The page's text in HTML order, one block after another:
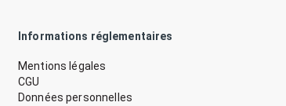
Informations réglementaires
Mentions légales
CGU
Données personnelles